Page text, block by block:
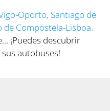
Oporto, Santiago de
de Compostela-Lisboa.
¡Puedes descubrir
autobuses!